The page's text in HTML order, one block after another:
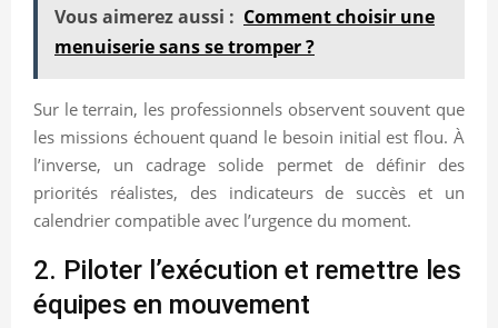
Vous aimerez aussi : Comment choisir une
menuiserie sans se tromper ?
Sur le terrain, les professionnels observent souvent que
les missions échouent quand le besoin initial est flou. À
l’inverse, un cadrage solide permet de définir des
priorités réalistes, des indicateurs de succès et un
calendrier compatible avec l’urgence du moment.
2. Piloter l’exécution et remettre les
équipes en mouvement